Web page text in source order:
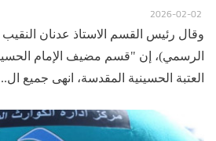
وقال رئيس القسم الاستاذ عدنان
الرسمي)، إن "قسم مضيف الإمام
العتبة الحسينية المقدسة، انهى جميع